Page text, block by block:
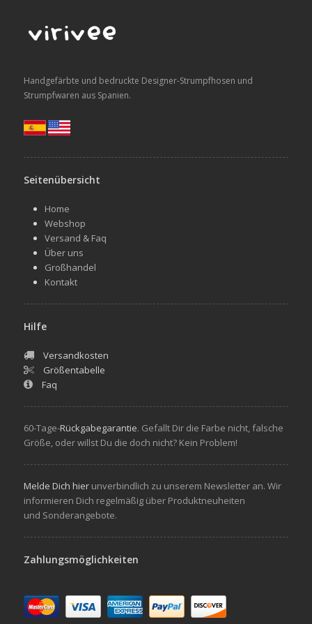
Handgefärbte und bedruckte Designer-Strumpfhosen und
Strumpfwaren aus Spanien.
Seitenübersicht
Home
Webshop
Versand & Faq
Über uns
Großhandel
Kontakt
Hilfe
Versandkosten
Größentabelle
Faq
60-Tage-Rückgabegarantie. Gefallt Dir die Farbe nicht, falsche
Größe, oder willst Du die doch nicht? Kein Problem!
Melde Dich hierunverbindlich zu unserem Newsletter an. Wir
informieren Dich regelmäßig über Produktneuheiten
und Sonderangebote.
Zahlungsmöglichkeiten